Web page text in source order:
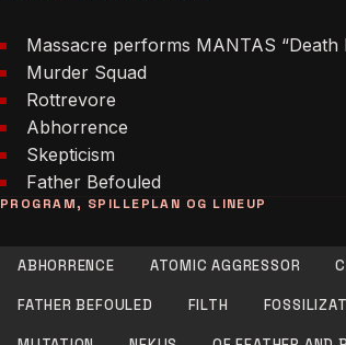
Massacre performs MANTAS “Death
Murder Squad
Rottrevore
Abhorrence
Skepticism
Father Befouled
PROGRAM, SPILLEPLAN OG LINEUP
ABHORRENCE ATOMIC AGGRESSOR
FATHER BEFOULED FILTH